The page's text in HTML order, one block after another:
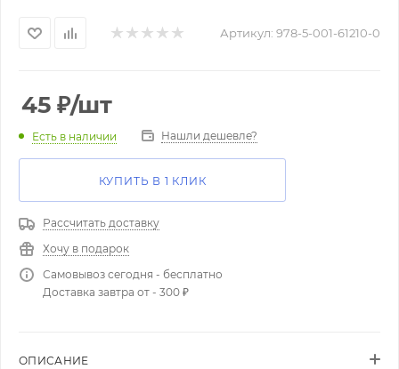
Артикул: 978-5-001-61210-0
45 ₽/шт
Есть в наличии Нашли дешевле?
КУПИТЬ В 1 КЛИК
Рассчитать доставку
Хочу в подарок
Самовывоз сегодня - бесплатно
Доставка завтра от - 300 ₽
ОПИСАНИЕ